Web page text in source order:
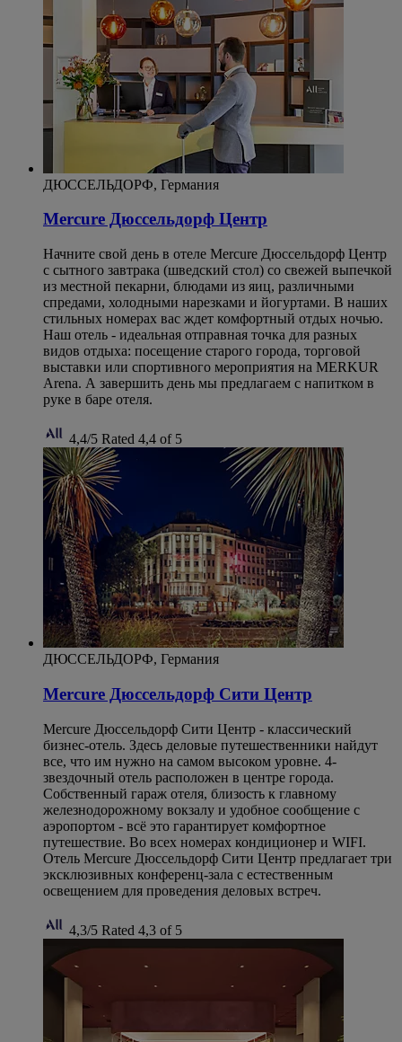
ДЮССЕЛЬДОРФ, Германия
Mercure Дюссельдорф Центр
Начните свой день в отеле Mercure Дюссельдорф Центр
с сытного завтрака (шведский стол) со свежей выпечкой
из местной пекарни, блюдами из яиц, различными
спредами, холодными нарезками и йогуртами. В наших
стильных номерах вас ждет комфортный отдых ночью.
Наш отель - идеальная отправная точка для разных
видов отдыха: посещение старого города, торговой
выставки или спортивного мероприятия на MERKUR
Arena. А завершить день мы предлагаем с напитком в
руке в баре отеля.
4,4/5 Rated 4,4 of 5
ДЮССЕЛЬДОРФ, Германия
Mercure Дюссельдорф Сити Центр
Mercure Дюссельдорф Сити Центр - классический
бизнес-отель. Здесь деловые путешественники найдут
все, что им нужно на самом высоком уровне. 4-
звездочный отель расположен в центре города.
Собственный гараж отеля, близость к главному
железнодорожному вокзалу и удобное сообщение с
аэропортом ‑ всё это гарантирует комфортное
путешествие. Во всех номерах кондиционер и WIFI.
Отель Mercure Дюссельдорф Сити Центр предлагает три
эксклюзивных конференц-зала с естественным
освещением для проведения деловых встреч.
4,3/5 Rated 4,3 of 5